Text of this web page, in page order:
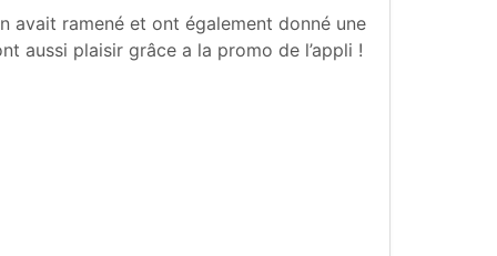
avait ramené et ont également donné une
aussi plaisir grâce a la promo de l’appli !